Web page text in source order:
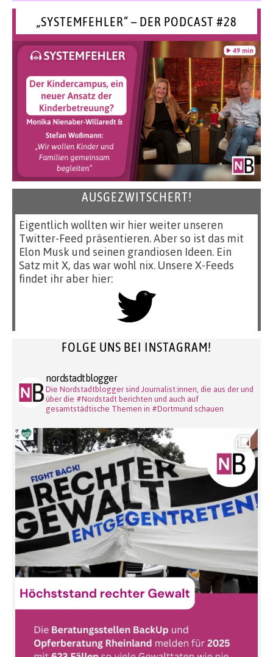
„SYSTEMFEHLER“ – DER PODCAST #28
AUSGEZWITSCHERT!
Eigentlich wollten wir hier weiter unseren
Twitter-Feed präsentieren. Aber so ist das mit
Elon Musk und seinen grandiosen Ideen. Ein
Satz mit X, das war wohl nix. Unsere X-Feeds
findet ihr aber hier:
FOLGE UNS BEI INSTAGRAM!
nordstadtblogger
Die Nordstadtblogger sind Journalist:innen, die aus der und
über die #Nordstadt berichten und auch auf
gesamtstädtische Themen in #Dortmund schauen